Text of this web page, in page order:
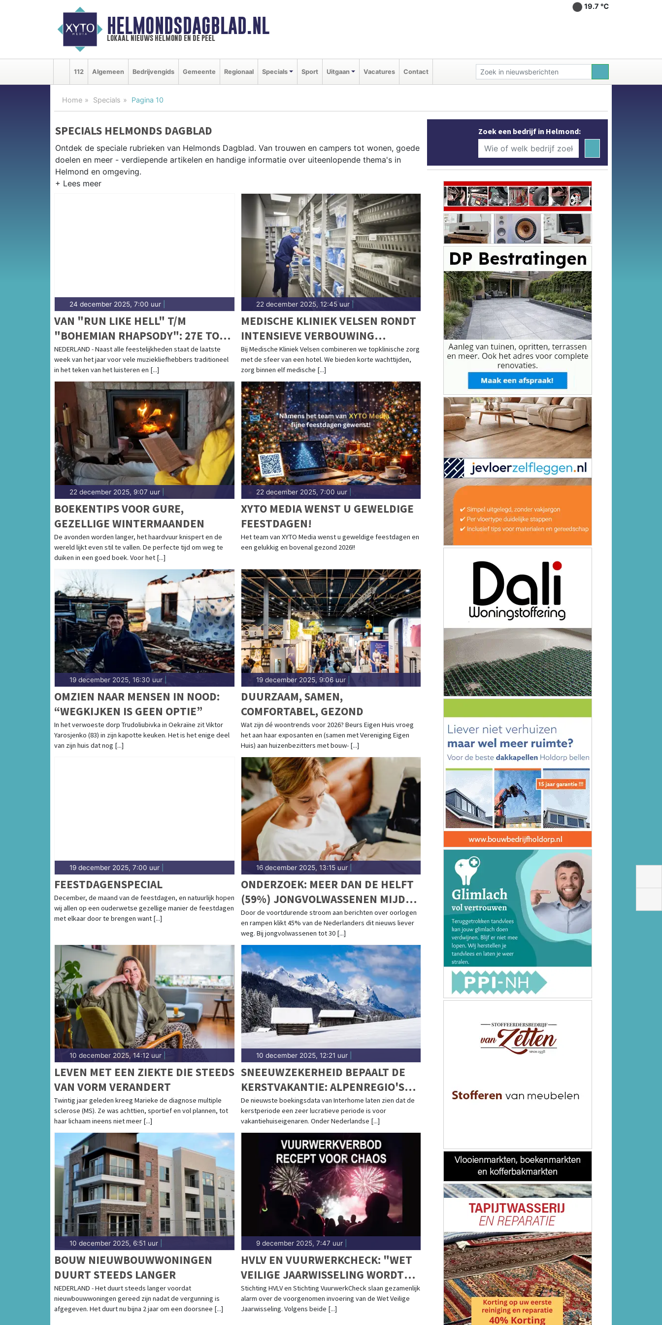
HELMONDSDAGBLAD.NL
lokaal nieuws helmond en de peel
19.7 ℃
112 Algemeen Bedrijvengids Gemeente Regionaal Specials Sport Uitgaan Vacatures Contact
Home Specials Pagina 10
SPECIALS HELMONDS DAGBLAD
Ontdek de speciale rubrieken van Helmonds Dagblad. Van trouwen en campers tot wonen, goede
doelen en meer - verdiepende artikelen en handige informatie over uiteenlopende thema's in
Helmond en omgeving.
24 december 2025, 7:00 uur
VAN "RUN LIKE HELL" T/M
"BOHEMIAN RHAPSODY": 27E TOP
2000 VANNACHT VAN START
NEDERLAND - Naast alle feestelijkheden staat de laatste
week van het jaar voor vele muziekliefhebbers traditioneel
in het teken van het luisteren en [...]
22 december 2025, 12:45 uur|
MEDISCHE KLINIEK VELSEN RONDT
INTENSIEVE VERBOUWING
HOOFDGEBOUW AF
Bij Medische Kliniek Velsen combineren we topklinische zorg
met de sfeer van een hotel. We bieden korte wachttijden,
zorg binnen elf medische [...]
22 december 2025, 9:07 uur
BOEKENTIPS VOOR GURE,
GEZELLIGE WINTERMAANDEN
De avonden worden langer, het haardvuur knispert en de
wereld lijkt even stil te vallen. De perfecte tijd om weg te
duiken in een goed boek. Voor het [...]
22 december 2025, 7:00 uur|
XYTO MEDIA WENST U GEWELDIGE
FEESTDAGEN!
Het team van XYTO Media wenst u geweldige feestdagen en
een gelukkig en bovenal gezond 2026!!
19 december 2025, 16:30 uur
OMZIEN NAAR MENSEN IN NOOD:
“WEGKIJKEN IS GEEN OPTIE”
In het verwoeste dorp Trudoliubivka in Oekraïne zit Viktor
Yarosjenko (83) in zijn kapotte keuken. Het is het enige deel
van zijn huis dat nog [...]
19 december 2025, 9:06 uur|
DUURZAAM, SAMEN,
COMFORTABEL, GEZOND
Wat zijn dé woontrends voor 2026? Beurs Eigen Huis vroeg
het aan haar exposanten en (samen met Vereniging Eigen
Huis) aan huizenbezitters met bouw- [...]
19 december 2025, 7:00 uur
FEESTDAGENSPECIAL
December, de maand van de feestdagen, en natuurlijk hopen
wij allen op een ouderwetse gezellige manier de feestdagen
met elkaar door te brengen want [...]
16 december 2025, 13:15 uur|
ONDERZOEK: MEER DAN DE HELFT
(59%) JONGVOLWASSENEN MIJDT
HET LIEFST OORLOGSNIEUWS
Door de voortdurende stroom aan berichten over oorlogen
en rampen klikt 45% van de Nederlanders dit nieuws liever
weg. Bij jongvolwassenen tot 30 [...]
10 december 2025, 14:12 uur
LEVEN MET EEN ZIEKTE DIE STEEDS
VAN VORM VERANDERT
Twintig jaar geleden kreeg Marieke de diagnose multiple
sclerose (MS). Ze was achttien, sportief en vol plannen, tot
haar lichaam ineens niet meer [...]
10 december 2025, 12:21 uur|
SNEEUWZEKERHEID BEPAALT DE
KERSTVAKANTIE: ALPENREGIO'S
BLIJVEN TOPBESTEMMINGEN
De nieuwste boekingsdata van Interhome laten zien dat de
kerstperiode een zeer lucratieve periode is voor
vakantiehuiseigenaren. Onder Nederlandse [...]
10 december 2025, 6:51 uur
BOUW NIEUWBOUWWONINGEN
DUURT STEEDS LANGER
NEDERLAND - Het duurt steeds langer voordat
nieuwbouwwoningen gereed zijn nadat de vergunning is
afgegeven. Het duurt nu bijna 2 jaar om een doorsnee [...]
9 december 2025, 7:47 uur|
HVLV EN VUURWERKCHECK: "WET
VEILIGE JAARWISSELING WORDT
EEN RECEPT VOOR CHAOS"
Stichting HVLV en Stichting VuurwerkCheck slaan gezamenlijk
alarm over de voorgenomen invoering van de Wet Veilige
Jaarwisseling. Volgens beide [...]
Zoek een bedrijf in Helmond: